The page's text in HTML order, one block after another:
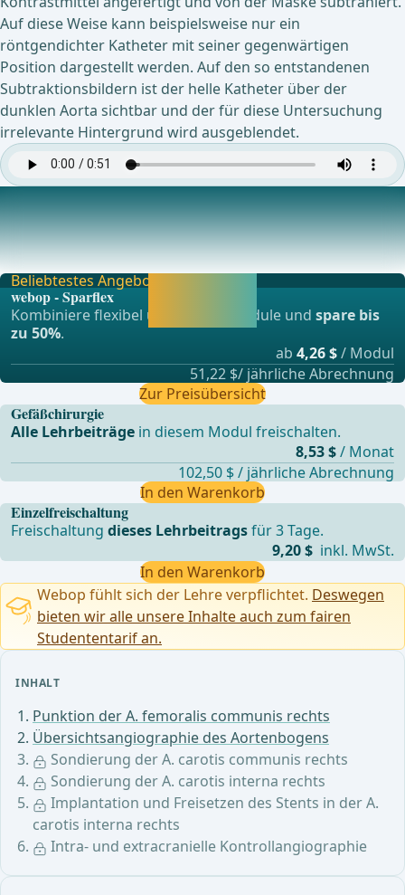
INHALT
Punktion der A. femoralis communis rechts
Übersichtsangiographie des Aortenbogens
Sondierung der A. carotis communis rechts
Sondierung der A. carotis interna rechts
Implantation und Freisetzen des Stents in der A.
carotis interna rechts
Intra- und extracranielle Kontrollangiographie
Auf diese Weise kann beispielsweise nur ein
röntgendichter Katheter mit seiner gegenwärtigen
Position dargestellt werden. Auf den so entstandenen
Subtraktionsbildern ist der helle Katheter über der
dunklen Aorta sichtbar und der für diese Untersuchung
irrelevante Hintergrund wird ausgeblendet.
Sondierung der A. carotis communis rechts
Der Terumo®-Draht wird zunächst in den Truncus
brachiocephalicus und in die A. carotis communis ein
Einzelfreischaltung
Freischaltungdieses Lehrbeitragsfür 3 Tage.
9,20 $ inkl. MwSt.
In den Warenkorb
Beliebtestes Angebot
webop - Sparflex
Kombiniere flexibel unsere Lernmodule undspare bis
zu 50%.
ab 4,26 $/ Modul
51,22 $/ jährliche Abrechnung
Zur Preisübersicht
Gefäßchirurgie
Alle Lehrbeiträge in diesem Modul freischalten.
8,53 $/ Monat
102,50 $ / jährliche Abrechnung
In den Warenkorb
Webop fühlt sich der Lehre verpflichtet. Deswegen
bieten wir alle unsere Inhalte auch zum fairen
Studententarif an.